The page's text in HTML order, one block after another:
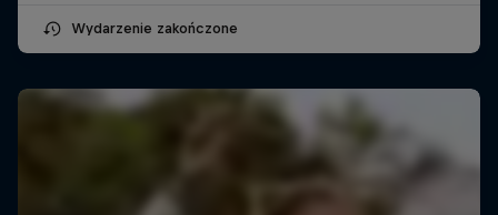
Wydarzenie zakończone